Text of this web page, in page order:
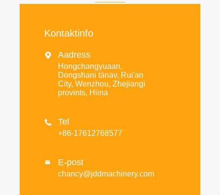
Kontaktinfo
 Aadress
Hongchangyuaan,
Dongshani tänav, Rui'an
City, Wenzhou, Zhejiangi
provints, Hiina
 Tel
+86-17612768577
 E-post
chancy@jddmachinery.com